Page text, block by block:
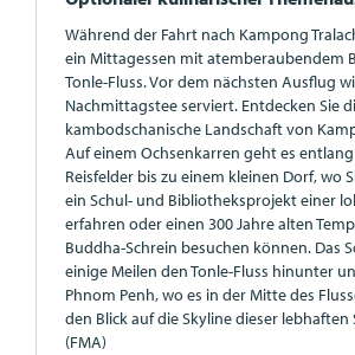
Während der Fahrt nach Kampong
ein Mittagessen mit atemberaubendem
Tonle-Fluss. Vor dem nächsten Ausflug
Nachmittagstee serviert. Entdecken Sie
kambodschanische Landschaft von
Auf einem Ochsenkarren geht es
Reisfelder bis zu einem kleinen Dorf, wo
ein Schul- und Bibliotheksprojekt einer
erfahren oder einen 300 Jahre alten
Buddha-Schrein besuchen können. Das
einige Meilen den Tonle-Fluss hinunter
Phnom Penh, wo es in der Mitte des
den Blick auf die Skyline dieser
(FMA)